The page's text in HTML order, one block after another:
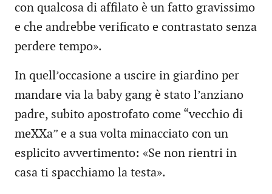
con qualcosa di affilato è un fatto gravissimo
e che andrebbe verificato e contrastato senza
perdere tempo».
In quell’occasione a uscire in giardino per
mandare via la baby gang è stato l’anziano
padre, subito apostrofato come “vecchio di
meXXa” e a sua volta minacciato con un
esplicito avvertimento: «Se non rientri in
casa ti spacchiamo la testa».